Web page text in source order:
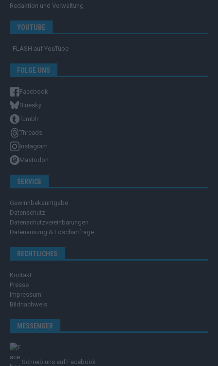
Redaktion und Verwaltung
YOUTUBE
FLASH auf YouTube
FOLGE UNS
Facebook
Bluesky
Tumblr
Threads
Instagram
Mastodon
SERVICE
Gewinnbekanntgabe
Datenschutz
Datenschutzvereinbarungen
Datenauszug & Löschanfrage
RECHTLICHES
Kontakt
Presse
Impressum
Bildnachweis
MESSENGER
Schreib uns auf Facebook